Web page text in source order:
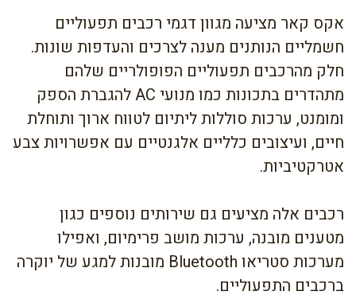
אקס קאר מציעה מגוון דגמי רכבים תפעוליים
חשמליים הנותנים מענה לצרכים והעדפות שונות.
חלק מהרכבים תפעוליים הפופולריים שלהם
מתהדרים בתכונות כמו מנועי AC להגברת הספק
ומומנט, ערכות סוללות ליתיום לטווח ארוך ותוחלת
חיים, ועיצובים כלליים אלגנטיים עם אפשרויות צבע
אטרקטיביות.
רכבים אלה מציעים גם שירותים נוספים כגון
מטענים מובנה, ערכות מושב פרימיום, ואפילו
מערכות סטריאו Bluetooth מובנות למגע של יוקרה
ברכבים התפעוליים.